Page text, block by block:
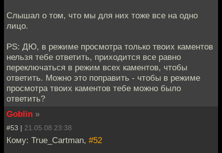
Слышал о том, что мы для них тоже все на одно
лицо.
PS: ДЮ, в режиме просмотра только твоих каментов
нельзя тебе ответить, приходится все равно
переключаться в режим всех каментов, чтобы
ответить. Можно это поправить - чтобы в режиме
просмотра твоих каментов тебе можно было
ответить?
Goblin »
#53 | 21.05.08 23:38
Кому: True_Cartman, #52